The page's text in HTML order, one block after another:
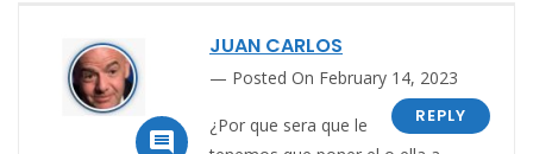

JUAN CARLOS
Posted On February 14, 2023
REPLY
¿Por que sera que le